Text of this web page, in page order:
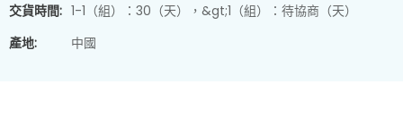
交貨時間: 1-1（組）：30（天），&gt;1（組）：待協商（天）
產地:
中國